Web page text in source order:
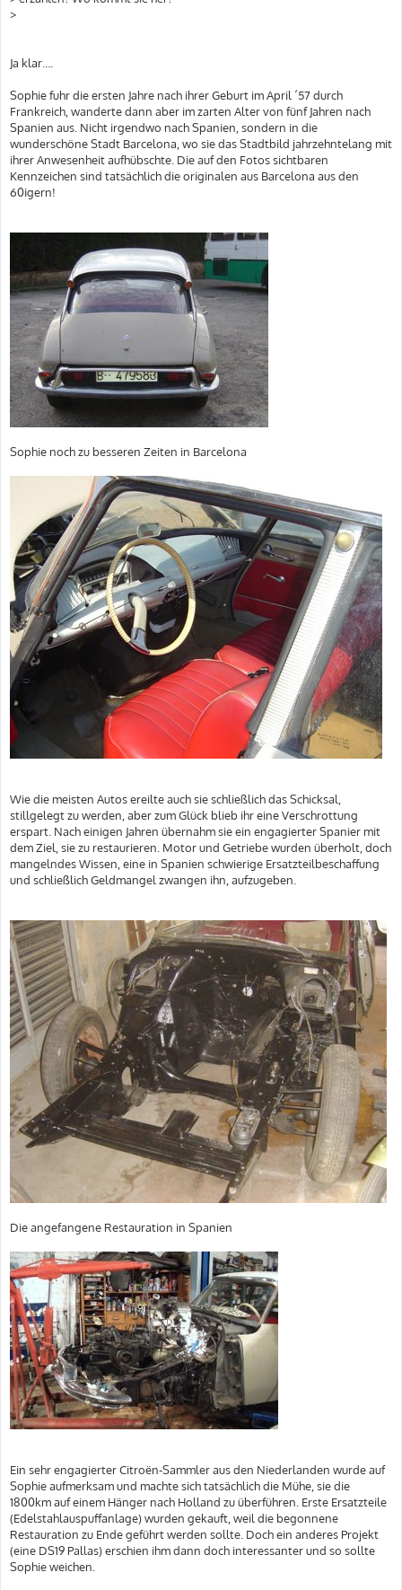
>
Ja klar….
Sophie fuhr die ersten Jahre nach ihrer Geburt im April ´57 durch
Frankreich, wanderte dann aber im zarten Alter von fünf Jahren nach
Spanien aus. Nicht irgendwo nach Spanien, sondern in die
wunderschöne Stadt Barcelona, wo sie das Stadtbild jahrzehntelang mit
ihrer Anwesenheit aufhübschte. Die auf den Fotos sichtbaren
Kennzeichen sind tatsächlich die originalen aus Barcelona aus den
60igern!
Sophie noch zu besseren Zeiten in Barcelona
Wie die meisten Autos ereilte auch sie schließlich das Schicksal,
stillgelegt zu werden, aber zum Glück blieb ihr eine Verschrottung
erspart. Nach einigen Jahren übernahm sie ein engagierter Spanier mit
dem Ziel, sie zu restaurieren. Motor und Getriebe wurden überholt, doch
mangelndes Wissen, eine in Spanien schwierige Ersatzteilbeschaffung
und schließlich Geldmangel zwangen ihn, aufzugeben.
Die angefangene Restauration in Spanien
Ein sehr engagierter Citroën-Sammler aus den Niederlanden wurde auf
Sophie aufmerksam und machte sich tatsächlich die Mühe, sie die
1800km auf einem Hänger nach Holland zu überführen. Erste Ersatzteile
(Edelstahlauspuffanlage) wurden gekauft, weil die begonnene
Restauration zu Ende geführt werden sollte. Doch ein anderes Projekt
(eine DS19 Pallas) erschien ihm dann doch interessanter und so sollte
Sophie weichen.